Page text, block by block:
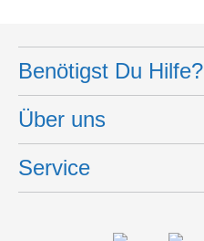
Benötigst Du Hilfe?
Über uns
Service